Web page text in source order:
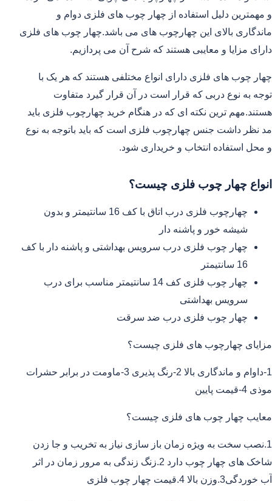
و مهمترین دلیل استفاده از چهار چوب های فلزی دوام و
ماندگاری بالای این چهارچوب های می باشد.چهار چوب های فلزی
دارای مزایا و معایبی هستند که شرح آن می پردازیم.
چهار چوب های فلزی دارای انواع مختلفی هستند که هر یک با
توجه به نوع دربی که قرار است در آن قرار گیرد متفاوت
هستند.مهم ترین نکته ای که در هنگام خرید چهارچوب فلزی باید
مد نظر داشت جنس چهارچوب فلزی است که باید باتوجه به نوع
و محل استفاده انتخاب و خریداری شود.
انواع چهار چوب فلزی چیست؟
چهارچوب فلزی درب اتاق با کف 16 سانتیمتر و بدون
شیشه خور و پاشنه دار
چهار چوب فلزی درب سرویس بهداشتی و پاشنه دار با کف
16 سانتیمتر
چهار چوب فلزی کف 14 سانتیمتر مناسب برای درب
سرویس بهداشتی
چهار چوب فلزی درب ضد سرقت
مزایای چهارچوب های فلزی چیست؟
1-داوام و ماندگاری بالا 2-رنگ پذیری 3-ماومت در برابر حشرات
موذی 4-قیمت پایین
معایب چهار چوب های فلزی چیست؟
1.نصب سخت به ویژه زمان باز سازی نیاز به تخریب و جا زدن
شاخک های چهار چوب دارد 2.زنگ زندگی به مرور زمان در اثر
آب خوردگی3.وزن بالا 4.قیمت چهار چوب فلزی